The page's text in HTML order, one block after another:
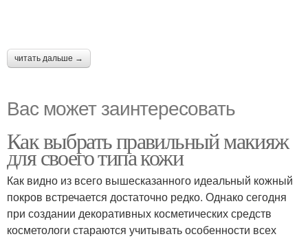
читать дальше →
Вас может заинтересовать
Как выбрать правильный макияж
для своего типа кожи
Как видно из всего вышесказанного идеальный кожный
покров встречается достаточно редко. Однако сегодня
при создании декоративных косметических средств
косметологи стараются учитывать особенности всех